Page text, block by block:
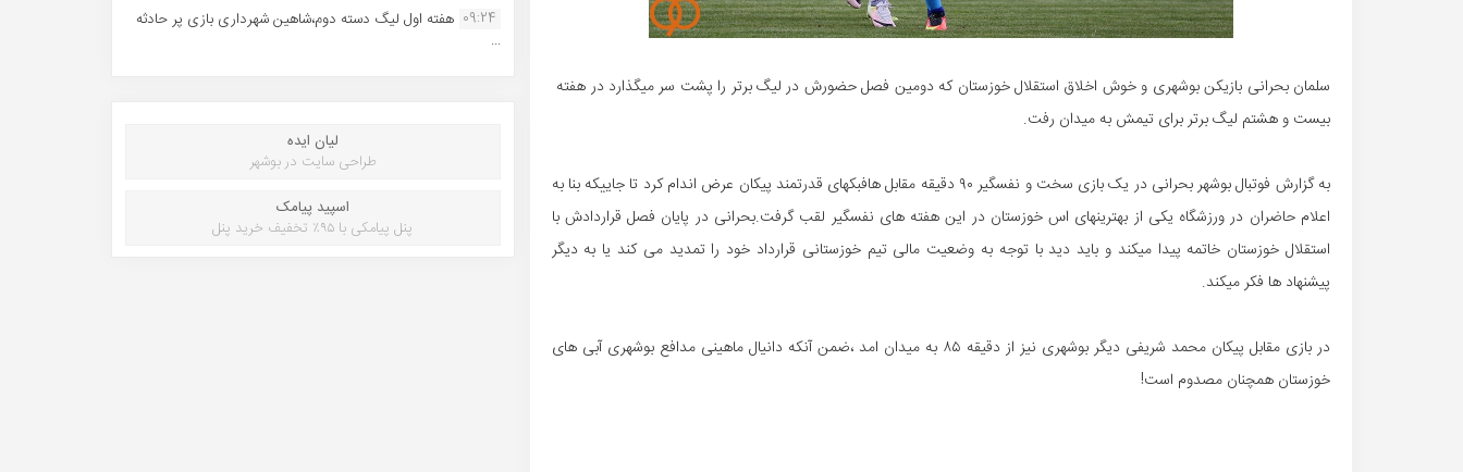
سلمان بحرانی بازیکن بوشهری و خوش اخلاق استقلال خوزستان که دومین فصل حضورش در لیگ برتر را پشت سر میگذارد در هفته
بیست و هشتم لیگ برتر برای تیمش به میدان رفت.
به گزارش فوتبال بوشهر بحرانی در یک بازی سخت و نفسگیر ۹۰ دقیقه مقابل هافبکهای قدرتمند پیکان عرض اندام کرد تا جاییکه بنا به
اعلام حاضران در ورزشگاه یکی از بهترینهای اس خوزستان در این هفته های نفسگیر لقب گرفت.بحرانی در پایان فصل قراردادش با
استقلال خوزستان خاتمه پیدا میکند و باید دید با توجه به وضعیت مالی تیم خوزستانی قرارداد خود را تمدید می کند یا به دیگر
پیشنهاد ها فکر میکند.
در بازی مقابل پیکان محمد شریفی دیگر بوشهری نیز از دقیقه ۸۵ به میدان امد ،ضمن آنکه دانیال ماهینی مدافع بوشهری آبی های
خوزستان همچنان مصدوم است!
09:24 هفته اول لیگ دسته دوم،شاهین شهرداری بازی پر حادثه
...
لیان ایده
طراحی سایت در بوشهر
اسپید پیامک
پنل پیامکی با ۹۵٪ تخفیف خرید پنل